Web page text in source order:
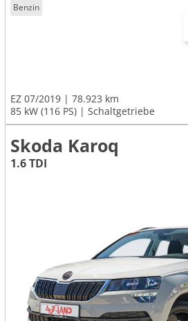
Benzin
EZ 07/2019
78.923 km
85 kW (116 PS)
Schaltgetriebe
Skoda Karoq
1.6 TDI